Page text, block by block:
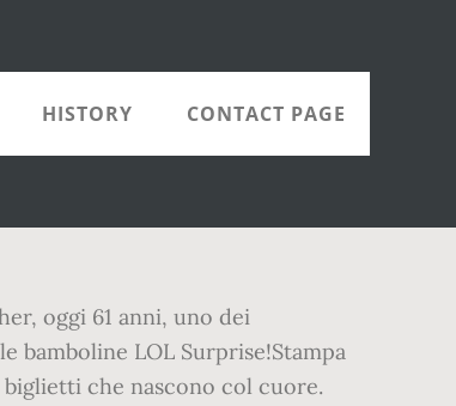
HISTORY CONTACT PAGE
oggi 61 anni, uno dei
bamboline LOL Surprise!Stampa
che nascono col cuore.